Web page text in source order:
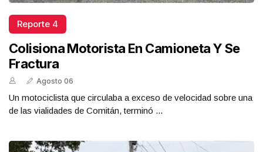
Reporte 4
Colisiona Motorista En Camioneta Y Se
Fractura
Agosto 06
Un motociclista que circulaba a exceso de velocidad sobre una
de las vialidades de Comitán, terminó ...